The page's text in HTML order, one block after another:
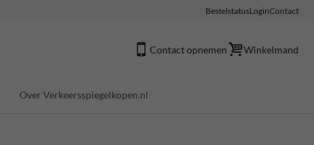
BestelstatusLoginContact
Contact opnemen Winkelmand
Over Verkeersspiegelkopen.nl